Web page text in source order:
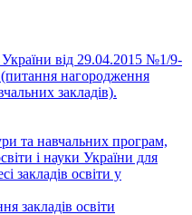
України від 29.04.2015 №1/9-
нагородження
закладів).
та навчальних програм,
і науки України для
закладів освіти у
закладів освіти